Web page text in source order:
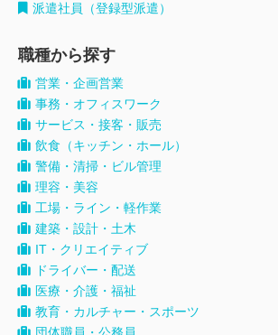
派遣社員（登録型派遣）
職種から探す
営業・企画営業
事務・オフィスワーク
サービス・接客・販売
飲食（キッチン・ホール）
警備・清掃・ビル管理
理容・美容
工場・ライン・軽作業
建築・設計・土木
IT・クリエイティブ
ドライバー・配送
医療・介護・福祉
教育・カルチャー・スポーツ